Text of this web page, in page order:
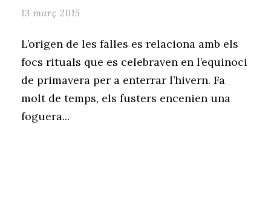
13 març 2015
L’origen de les falles es relaciona amb els
focs rituals que es celebraven en l’equinoci
de primavera per a enterrar l’hivern. Fa
molt de temps, els fusters encenien una
foguera...